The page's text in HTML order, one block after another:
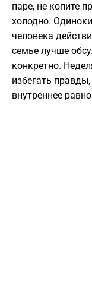
паре, не копите
холодно.
человека
семье лучше
конкретно.
избегать
внутреннее